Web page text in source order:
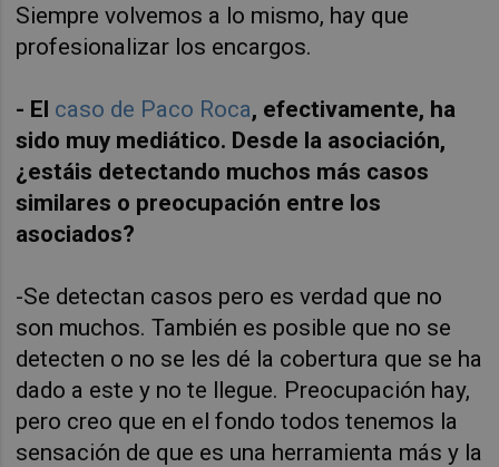
Siempre volvemos a lo mismo, hay que
profesionalizar los encargos.
- El caso de Paco Roca, efectivamente, ha
sido muy mediático. Desde la asociación,
¿estáis detectando muchos más casos
similares o preocupación entre los
asociados?
-Se detectan casos pero es verdad que no
son muchos. También es posible que no se
detecten o no se les dé la cobertura que se ha
dado a este y no te llegue. Preocupación hay,
pero creo que en el fondo todos tenemos la
sensación de que es una herramienta más y la